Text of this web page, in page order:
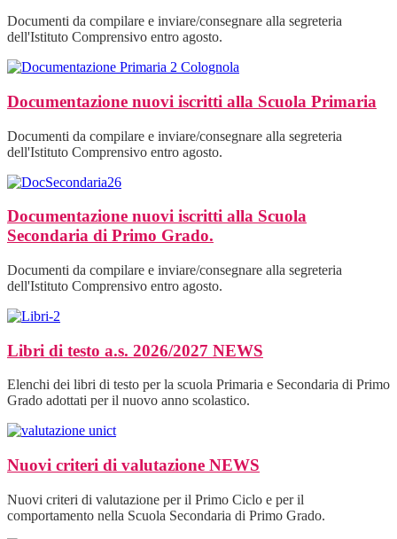
Documenti da compilare e inviare/consegnare alla segreteria
dell'Istituto Comprensivo entro agosto.
Documentazione nuovi iscritti alla Scuola Primaria
Documenti da compilare e inviare/consegnare alla segreteria
dell'Istituto Comprensivo entro agosto.
Documentazione nuovi iscritti alla Scuola
Secondaria di Primo Grado.
Documenti da compilare e inviare/consegnare alla segreteria
dell'Istituto Comprensivo entro agosto.
Libri di testo a.s. 2026/2027 NEWS
Elenchi dei libri di testo per la scuola Primaria e Secondaria di Primo
Grado adottati per il nuovo anno scolastico.
Nuovi criteri di valutazione NEWS
Nuovi criteri di valutazione per il Primo Ciclo e per il
comportamento nella Scuola Secondaria di Primo Grado.